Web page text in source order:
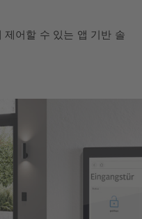
제어할 수 있는 앱 기반 솔